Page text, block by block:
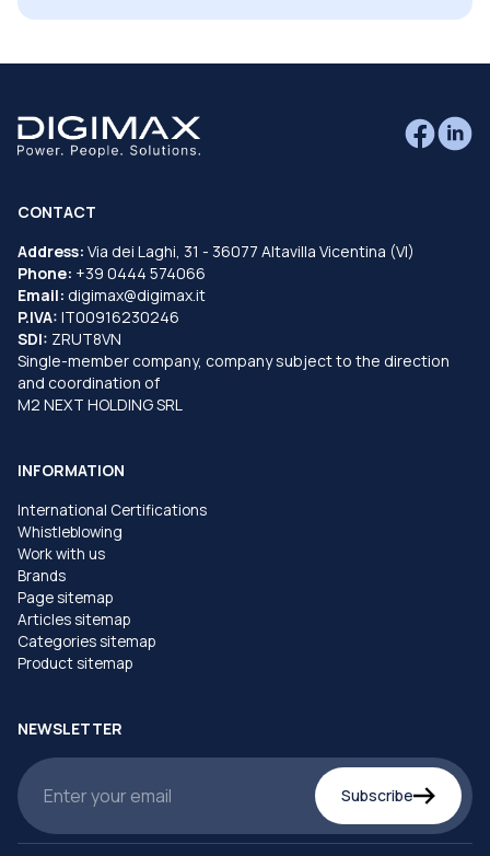
CONTACT
Address: Via dei Laghi, 31 - 36077 Altavilla Vicentina (VI)
Phone: +39 0444 574066
Email: digimax@digimax.it
P.IVA: IT00916230246
SDI: ZRUT8VN
Single-member company, company subject to the direction
and coordination of
M2 NEXT HOLDING SRL
INFORMATION
International Certifications
Whistleblowing
Work with us
Brands
Page sitemap
Articles sitemap
Categories sitemap
Product sitemap
NEWSLETTER
Subscribe